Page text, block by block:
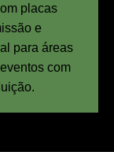
placas
e
para áreas
com